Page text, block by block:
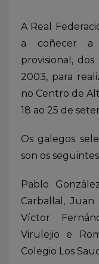
A Real
a coñecer a
provisional,
2003, para
no Centro de
18 ao 25 de
Os galegos
son os
Pablo
Carballal,
Víctor
Virulejio e
Colegio Los